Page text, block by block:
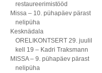
restaureerimistööd
Missa – 10. pühapäev pärast
nelipüha
Kesknädala
ORELIKONTSERT 29. juulil
kell 19 – Kadri Traksmann
MISSA – 9. pühapäev pärast
nelipüha